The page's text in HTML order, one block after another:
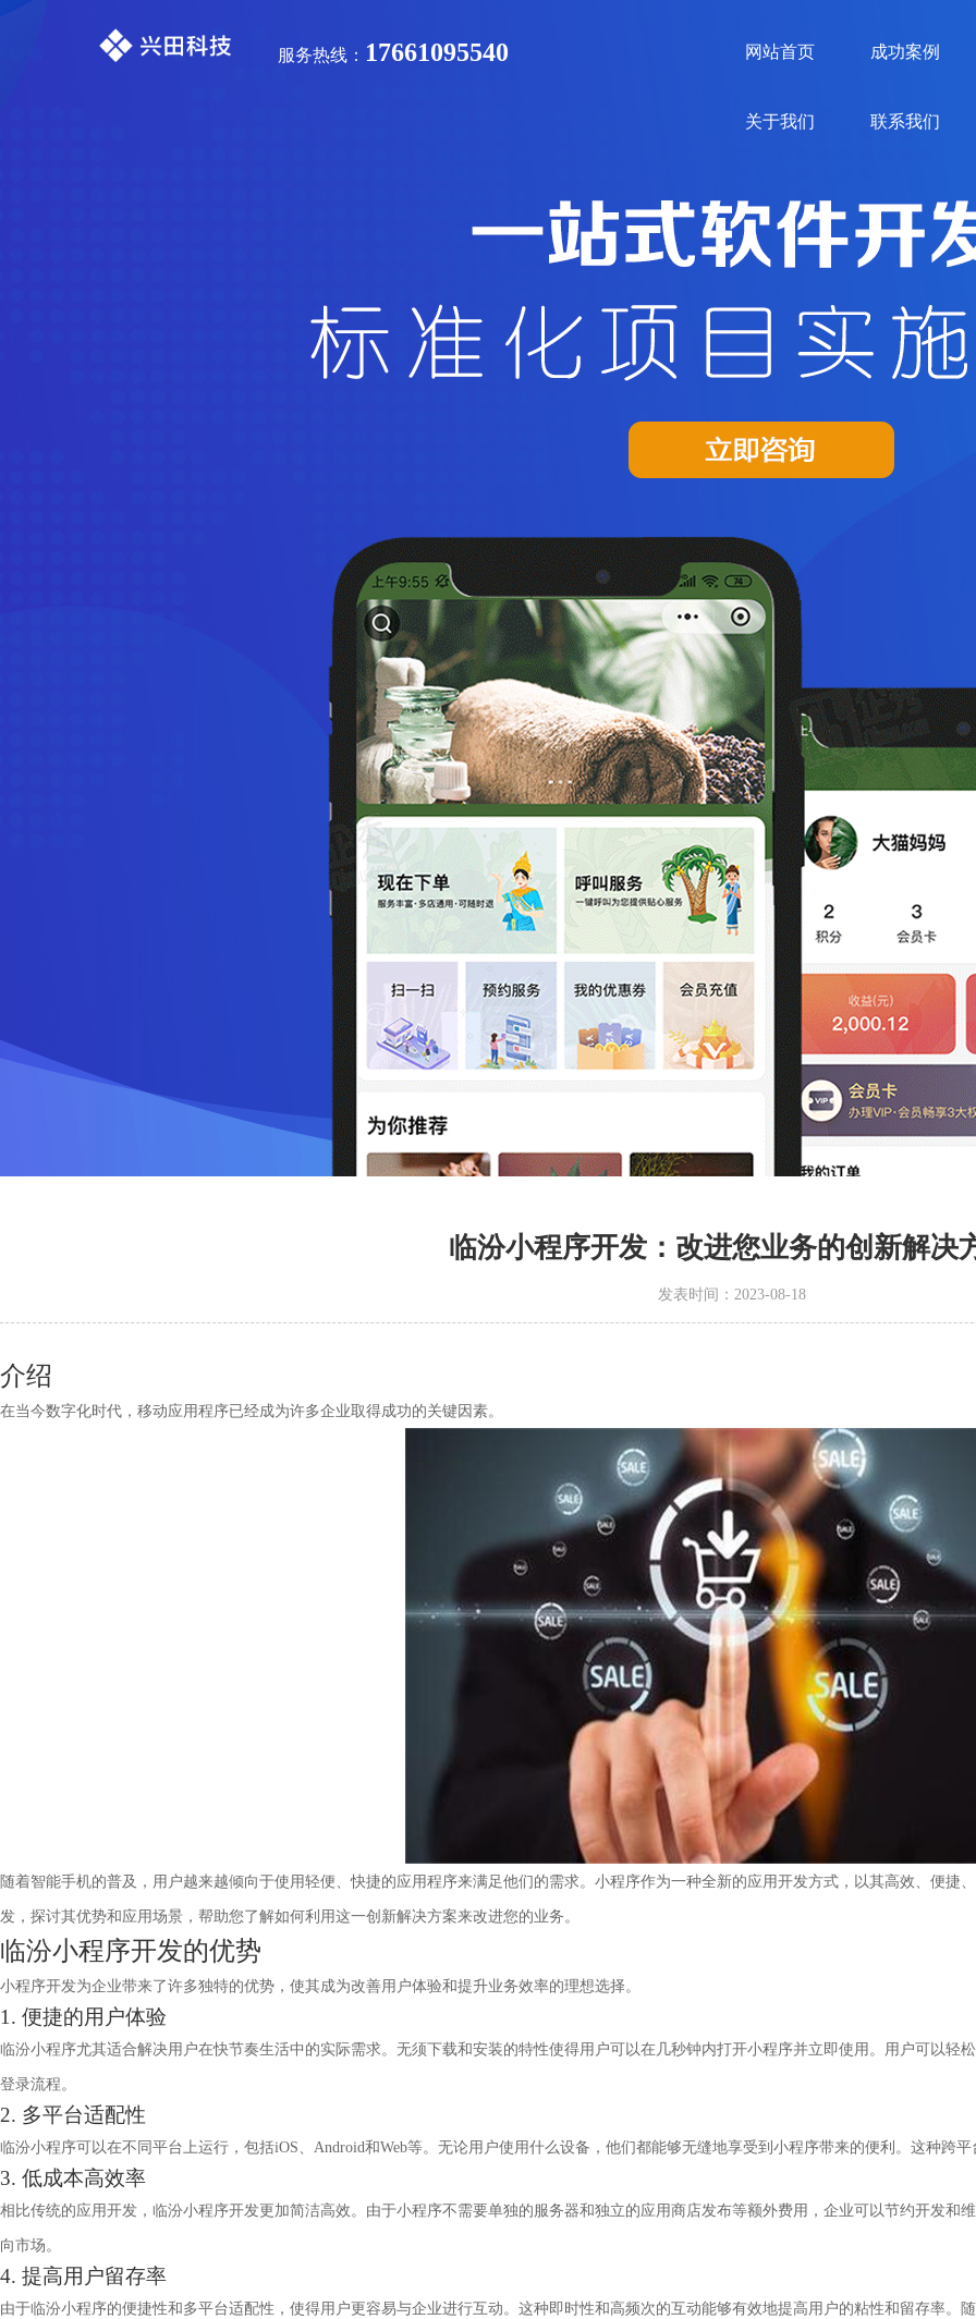
服务热线： 17661095540 网站首页 成功案例
关于我们 联系我们
临汾小程序开发：改进您业务的创新解决
发表时间：2023-08-18
介绍
在当今数字化时代，移动应用程序已经成为许多企业取得成功的关键因素。
随着智能手机的普及，用户越来越倾向于使用轻便、快捷的应用程序来满足他们的需求。小程序作为一种全新的应用开发方式，以其高效、便
发，探讨其优势和应用场景，帮助您了解如何利用这一创新解决方案来改进您的业务。
临汾小程序开发的优势
小程序开发为企业带来了许多独特的优势，使其成为改善用户体验和提升业务效率的理想选择。
1. 便捷的用户体验
临汾小程序尤其适合解决用户在快节奏生活中的实际需求。无须下载和安装的特性使得用户可以在几秒钟内打开小程序并立即使用。用户可以轻
登录流程。
2. 多平台适配性
临汾小程序可以在不同平台上运行，包括iOS、Android和Web等。无论用户使用什么设备，他们都能够无缝地享受到小程序带来的便利。这种跨
3. 低成本高效率
相比传统的应用开发，临汾小程序开发更加简洁高效。由于小程序不需要单独的服务器和独立的应用商店发布等额外费用，企业可以节约开发和
向市场。
4. 提高用户留存率
由于临汾小程序的便捷性和多平台适配性，使得用户更容易与企业进行互动。这种即时性和高频次的互动能够有效地提高用户的粘性和留存率